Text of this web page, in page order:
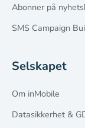
Abonner på
SMS Campaign
Selskapet
Om inMobile
Datasikkerhet &